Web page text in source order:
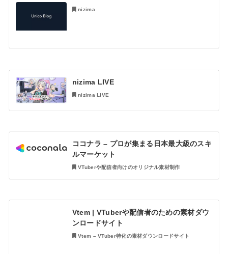
nizima
nizima LIVE
nizima LIVE
ココナラ – プロが集まる日本最大級のスキ
ルマーケット
VTuberや配信者向けのオリジナル素材制作
Vtem | VTuberや配信者のための素材ダウ
ンロードサイト
Vtem – VTuber特化の素材ダウンロードサイト